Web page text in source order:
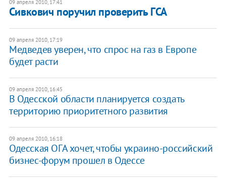
09 апреля 2010, 17:41
Сивкович поручил проверить ГСА
09 апреля 2010, 17:19
Медведев уверен, что спрос на газ в Европе
будет расти
09 апреля 2010, 16:45
В Одесской области планируется создать
территорию приоритетного развития
09 апреля 2010, 16:18
Одесская ОГА хочет, чтобы украино-российский
бизнес-форум прошел в Одессе